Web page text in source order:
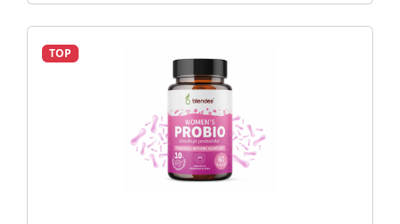
TOP